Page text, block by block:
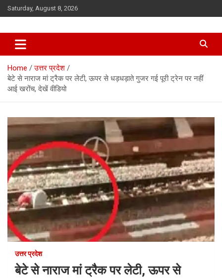
Skip
to
Saturday, August 8, 2026
Home
उत्तर प्रदेश
बेटे से नाराज मां ट्रैक पर लेटी, ऊपर से धड़धड़ाते गुजर गई पूरी ट्रेन पर नहीं
आई खरोंच, देखें वीडियो
उत्तर प्रदेश
बेटे से नाराज मां ट्रैक पर लेटी, ऊपर से